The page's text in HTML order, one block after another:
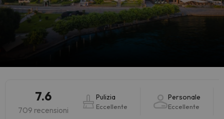
7.6
709 recensioni
Pulizia
Eccellente
Personale
Eccellente